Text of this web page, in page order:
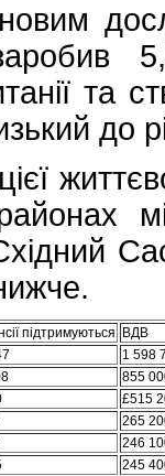
та
до
підтримуються ВДВ
1 598
855
£515
265
246
245